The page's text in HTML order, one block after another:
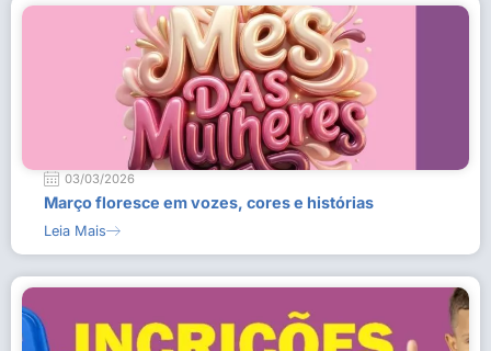
03/03/2026
Março floresce em vozes, cores e histórias
Leia Mais